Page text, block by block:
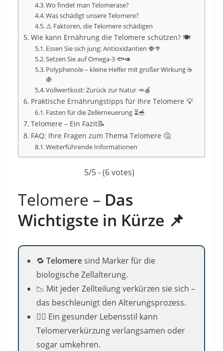
Wo findet man Telomerase?
Was schädigt unsere Telomere?
⚠️ Faktoren, die Telomere schädigen
Wie kann Ernährung die Telomere schützen? 🍽️
Essen Sie sich jung: Antioxidantien 🍓🥦
Setzen Sie auf Omega-3 🐟🥑
Polyphenole – kleine Helfer mit großer Wirkung ☕
🍇
Vollwertkost: Zurück zur Natur 🥕🍎
Praktische Ernährungstipps für Ihre Telomere 💡
Fasten für die Zellerneuerung ⏳🥣
Telomere – Ein Fazit📝
FAQ: Ihre Fragen zum Thema Telomere 🤔
Weiterführende Informationen
5/5 - (6 votes)
Telomere – Das
Wichtigste in Kürze 📌
🔁 Telomeresind Marker für die
biologische Zellalterung.
📉 Mit jeder Zellteilung verkürzen sie sich –
das beschleunigt den Alterungsprozess.
🧘‍♂️ Ein gesunder Lebensstil kann
Telomerverkürzung verlangsamen oder
sogar umkehren.